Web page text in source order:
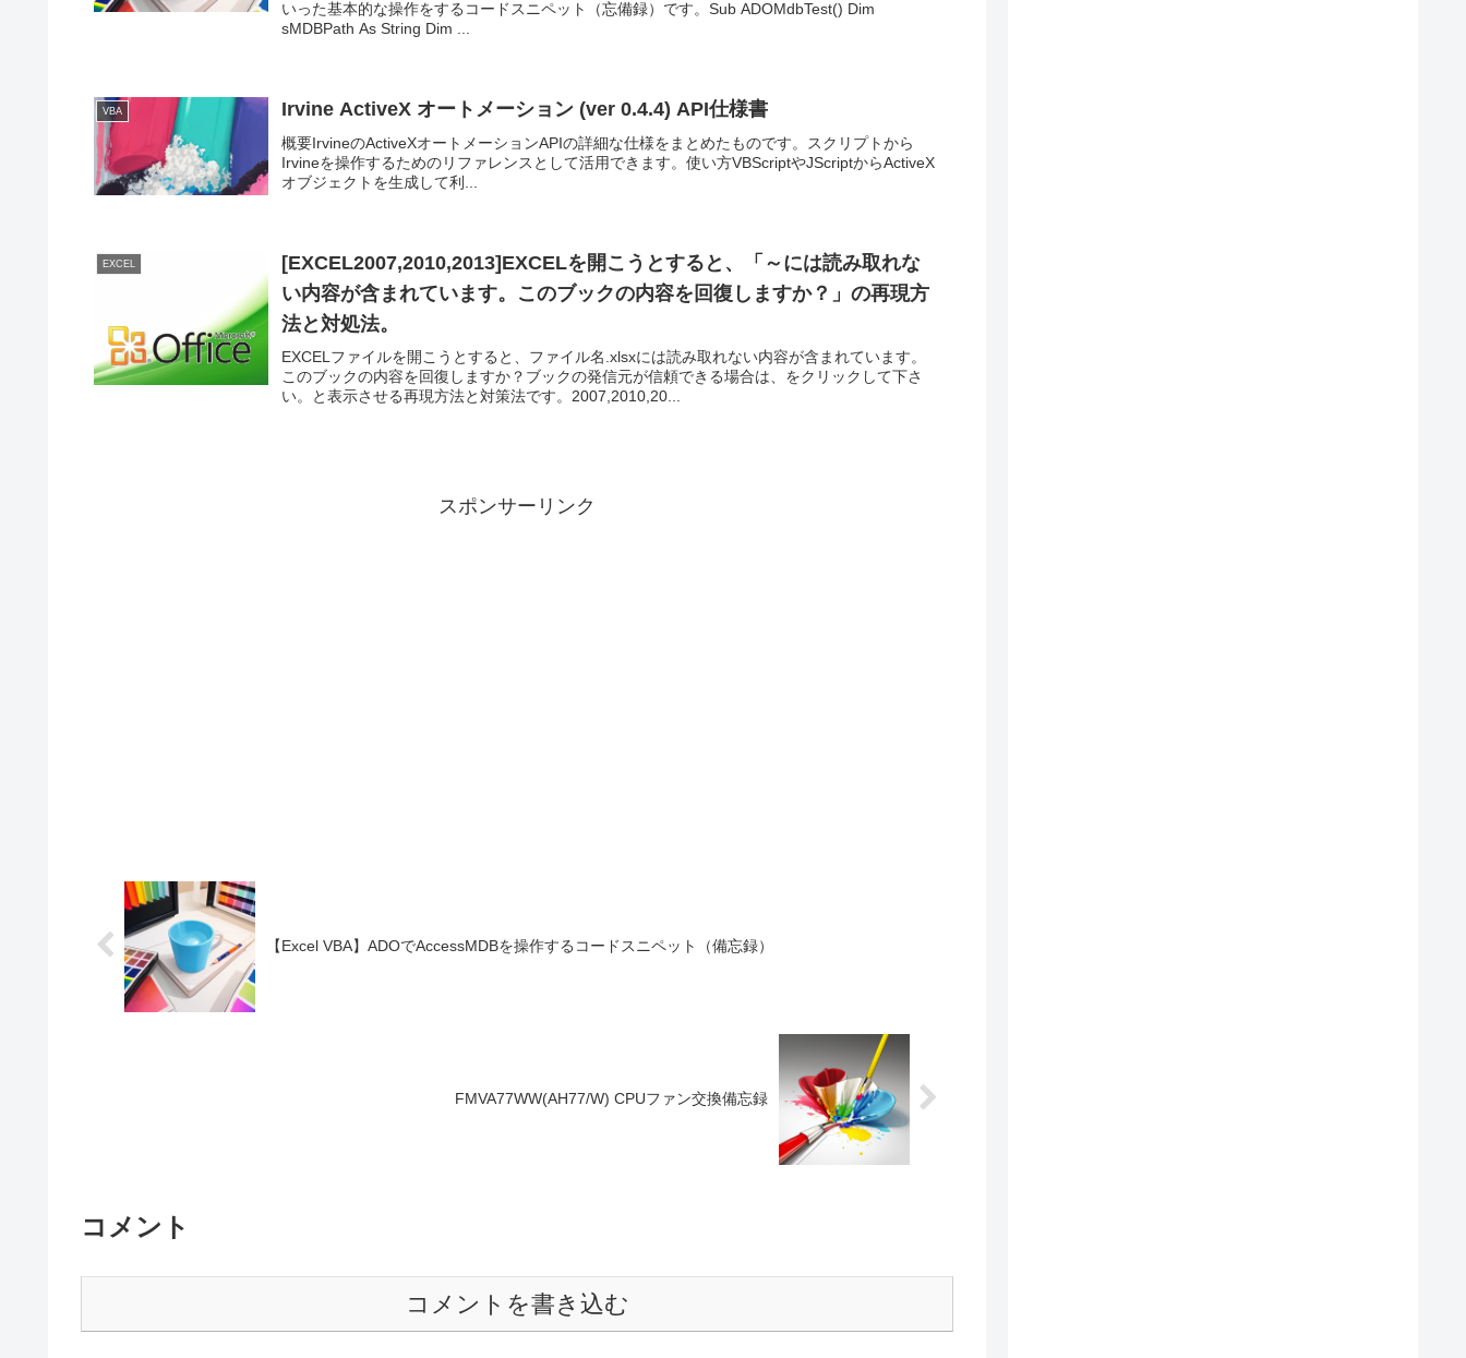
いった基本的な操作をするコードスニペット（忘備録）です。Sub ADOMdbTest() Dim
sMDBPath As String Dim ...
VBA Irvine ActiveX オートメーション (ver 0.4.4) API仕様書
概要IrvineのActiveXオートメーションAPIの詳細な仕様をまとめたものです。スクリプトから
Irvineを操作するためのリファレンスとして活用できます。使い方VBScriptやJScriptからActiveX
オブジェクトを生成して利...
EXCEL
[EXCEL2007,2010,2013]EXCELを開こうとすると、「～には読み取れな
い内容が含まれています。このブックの内容を回復しますか？」の再現方
法と対処法。
EXCELファイルを開こうとすると、ファイル名.xlsxには読み取れない内容が含まれています。
このブックの内容を回復しますか？ブックの発信元が信頼できる場合は、をクリックして下さ
い。と表示させる再現方法と対策法です。2007,2010,20...
スポンサーリンク
【Excel VBA】ADOでAccessMDBを操作するコードスニペット（備忘録）
FMVA77WW(AH77/W) CPUファン交換備忘録
コメント
コメントを書き込む